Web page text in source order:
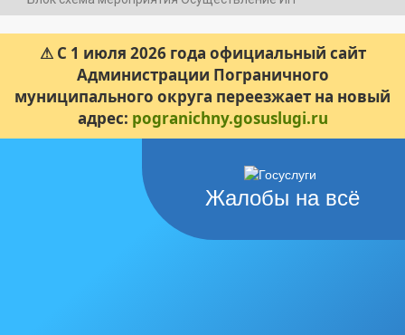
⚠ С 1 июля 2026 года официальный сайт
Администрации Пограничного
муниципального округа переезжает на новый
адрес: pogranichny.gosuslugi.ru
Жалобы на всё